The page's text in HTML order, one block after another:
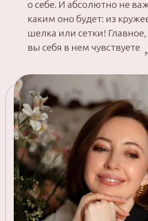
ОСТАЛИСЬ ВОПРОСЫ?
+7 911 096 2369
Если у вас остались вопросы или
вы хотите что-то уточнить, напишите
нам в мессенджерах или на почту
мы в «Вконтакте»
t.me/proshitye